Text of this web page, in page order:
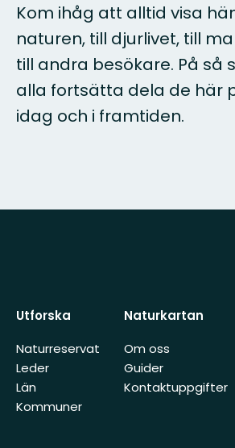
Kom ihåg att alltid visa
naturen, till djurlivet, till
till andra besökare. På så
alla fortsätta dela de här
idag och i framtiden.
Utforska
Naturreservat
Leder
Län
Kommuner
Naturkartan
Om oss
Guider
Kontaktuppgifter